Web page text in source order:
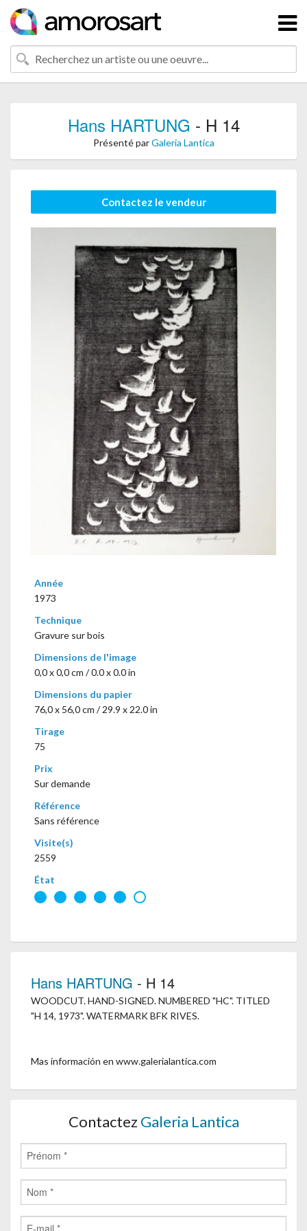
Hans HARTUNG - H 14
Présenté parGaleria Lantica
Contactez le vendeur
Année
1973
Technique
Gravure sur bois
Dimensions de l'image
0,0 x 0,0 cm / 0.0 x 0.0 in
Dimensions du papier
76,0 x 56,0 cm / 29.9 x 22.0 in
Tirage
75
Prix
Sur demande
Référence
Sans référence
Visite(s)
2559
État
Hans HARTUNG - H 14
WOODCUT. HAND-SIGNED. NUMBERED "HC". TITLED
"H 14, 1973". WATERMARK BFK RIVES.
Mas información en www.galerialantica.com
Contactez Galeria Lantica